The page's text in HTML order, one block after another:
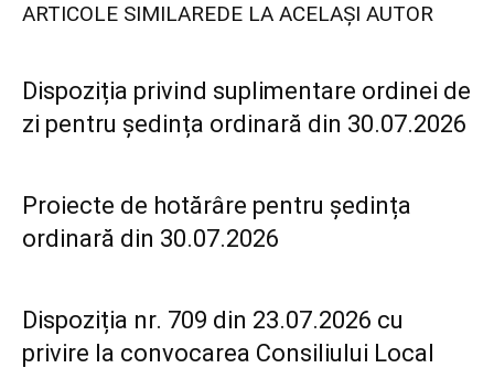
ARTICOLE SIMILAREDE LA ACELAȘI AUTOR
Dispoziția privind suplimentare ordinei de
zi pentru ședința ordinară din 30.07.2026
Proiecte de hotărâre pentru ședința
ordinară din 30.07.2026
Dispoziția nr. 709 din 23.07.2026 cu
privire la convocarea Consiliului Local